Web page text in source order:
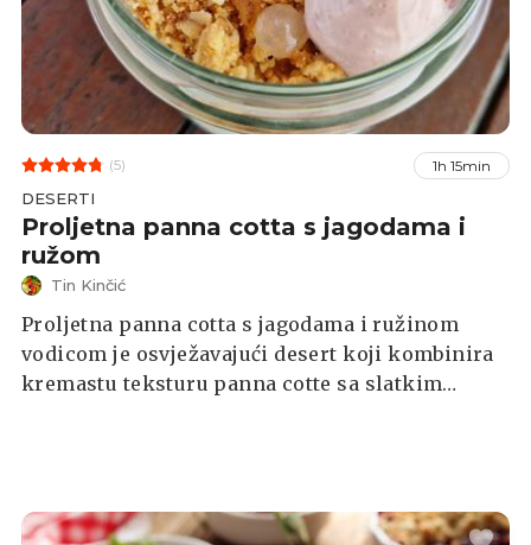
(5) 1h 15min
DESERTI
Proljetna panna cotta s jagodama i
ružom
Tin Kinčić
Proljetna panna cotta s jagodama i ružinom
vodicom je osvježavajući desert koji kombinira
kremastu teksturu panna cotte sa slatkim
elegantan desert, savršen za proljetne dane.